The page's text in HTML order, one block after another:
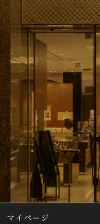
マイページ